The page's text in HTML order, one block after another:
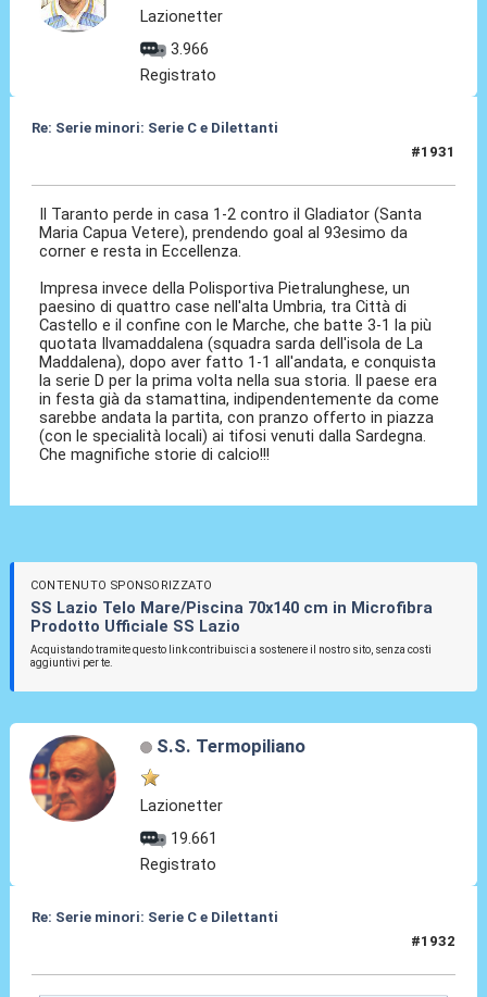
Lazionetter
3.966
Registrato
Re: Serie minori: Serie C e Dilettanti
#1931
Il Taranto perde in casa 1-2 contro il Gladiator (Santa
Maria Capua Vetere), prendendo goal al 93esimo da
corner e resta in Eccellenza.
Impresa invece della Polisportiva Pietralunghese, un
paesino di quattro case nell'alta Umbria, tra Città di
Castello e il confine con le Marche, che batte 3-1 la più
quotata Ilvamaddalena (squadra sarda dell'isola de La
Maddalena), dopo aver fatto 1-1 all'andata, e conquista
la serie D per la prima volta nella sua storia. Il paese era
in festa già da stamattina, indipendentemente da come
sarebbe andata la partita, con pranzo offerto in piazza
(con le specialità locali) ai tifosi venuti dalla Sardegna.
Che magnifiche storie di calcio!!!
CONTENUTO SPONSORIZZATO
SS Lazio Telo Mare/Piscina 70x140 cm in Microfibra
Prodotto Ufficiale SS Lazio
Acquistando tramite questo link contribuisci a sostenere il nostro sito, senza costi
aggiuntivi per te.
S.S. Termopiliano
Lazionetter
19.661
Registrato
Re: Serie minori: Serie C e Dilettanti
#1932